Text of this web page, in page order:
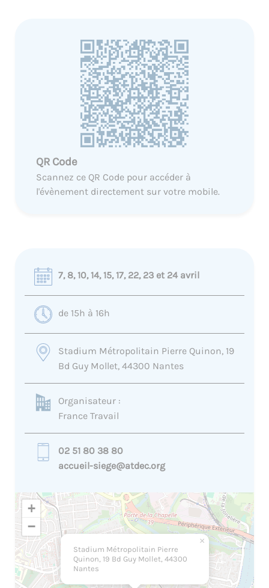
QR Code
Scannez ce QR Code pour accéder à
l'évènement directement sur votre mobile.
7, 8, 10, 14, 15, 17, 22, 23 et 24 avril
de 15h à 16h
Stadium Métropolitain Pierre Quinon, 19
Bd Guy Mollet, 44300 Nantes
Organisateur :
France Travail
02 51 80 38 80
accueil-siege@atdec.org
Stadium Métropolitain Pierre
Quinon, 19 Bd Guy Mollet, 44300
Nantes
×
+
−